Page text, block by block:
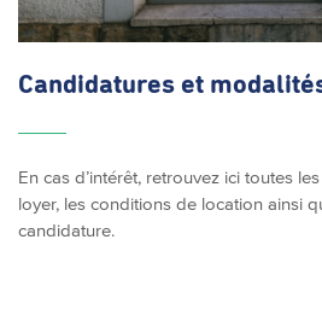
Candidatures et
En cas d’intérêt, retrouvez ici toutes
loyer, les conditions de location ainsi
candidature.